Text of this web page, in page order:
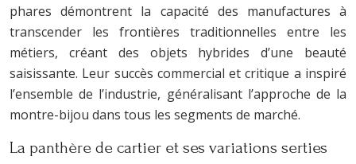
phares démontrent la capacité des manufactures à
transcender les frontières traditionnelles entre les
métiers, créant des objets hybrides d’une beauté
saisissante. Leur succès commercial et critique a inspiré
l’ensemble de l’industrie, généralisant l’approche de la
montre-bijou dans tous les segments de marché.
La panthère de cartier et ses variations serties